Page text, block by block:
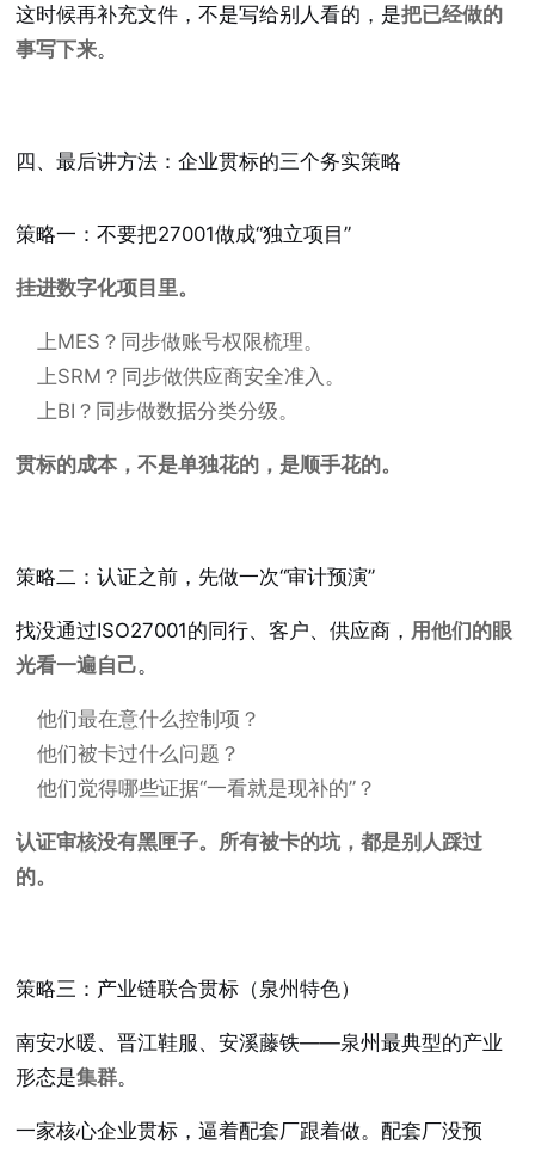
这时候再补充文件，不是写给别人看的，是把已经做的
事写下来。
四、最后讲方法：企业贯标的三个务实策略
策略一：不要把27001做成“独立项目”
挂进数字化项目里。
上MES？同步做账号权限梳理。
上SRM？同步做供应商安全准入。
上BI？同步做数据分类分级。
贯标的成本，不是单独花的，是顺手花的。
策略二：认证之前，先做一次“审计预演”
找没通过ISO27001的同行、客户、供应商， 用他们的眼
光看一遍自己。
他们最在意什么控制项？
他们被卡过什么问题？
他们觉得哪些证据“一看就是现补的”？
认证审核没有黑匣子。所有被卡的坑，都是别人踩过
的。
策略三：产业链联合贯标（泉州特色）
南安水暖、晋江鞋服、安溪藤铁——泉州最典型的产业
形态是集群。
一家核心企业贯标，逼着配套厂跟着做。配套厂没预